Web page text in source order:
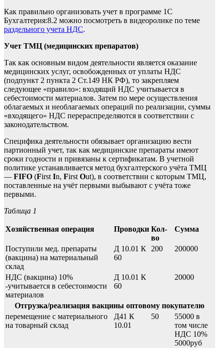
Как правильно организовать учет в программе 1С
Бухгалтерия:8.2 можно посмотреть в видеоролике по теме
раздельного учета НДС.
Учет ТМЦ (медицинских препаратов)
Так как основным видом деятельности является оказание
медицинских услуг, освобожденных от уплаты НДС
(подпункт 2 пункта 2 Ст.149 НК РФ), то закрепляем
следующее «правило»: входящий НДС учитывается в
себестоимости материалов. Затем по мере осуществления
облагаемых и необлагаемых операций по реализации, суммы
«входящего» НДС перераспределяются в соответствии с
законодательством.
Специфика деятельности обязывает организацию вести
партионный учет, так как медицинские препараты имеют
сроки годности и привязаны к сертификатам. В учетной
политике устанавливается метод бухгалтерского учёта ТМЦ
— FIFO (First In, First Out), в соответствии с которым ТМЦ,
поставленные на учёт первыми выбывают с учёта тоже
первыми.
Таблица 1
Хозяйственная операция Проводки Кол-
во
Сумма
Поступили мед. препараты
(вакцина) на материальный
склад
Д 10.01 К
60
200 200000
НДС (вакцина) 10%
-учитывается в себестоимости
материалов
Д 10.01 К
60
20000
Отгрузка/реализация вакцины оптовому покупателю
перемещение с материального
на товарный склад
Д41 К
10.01
50
55000 в
том числе
НДС 10%
5000руб